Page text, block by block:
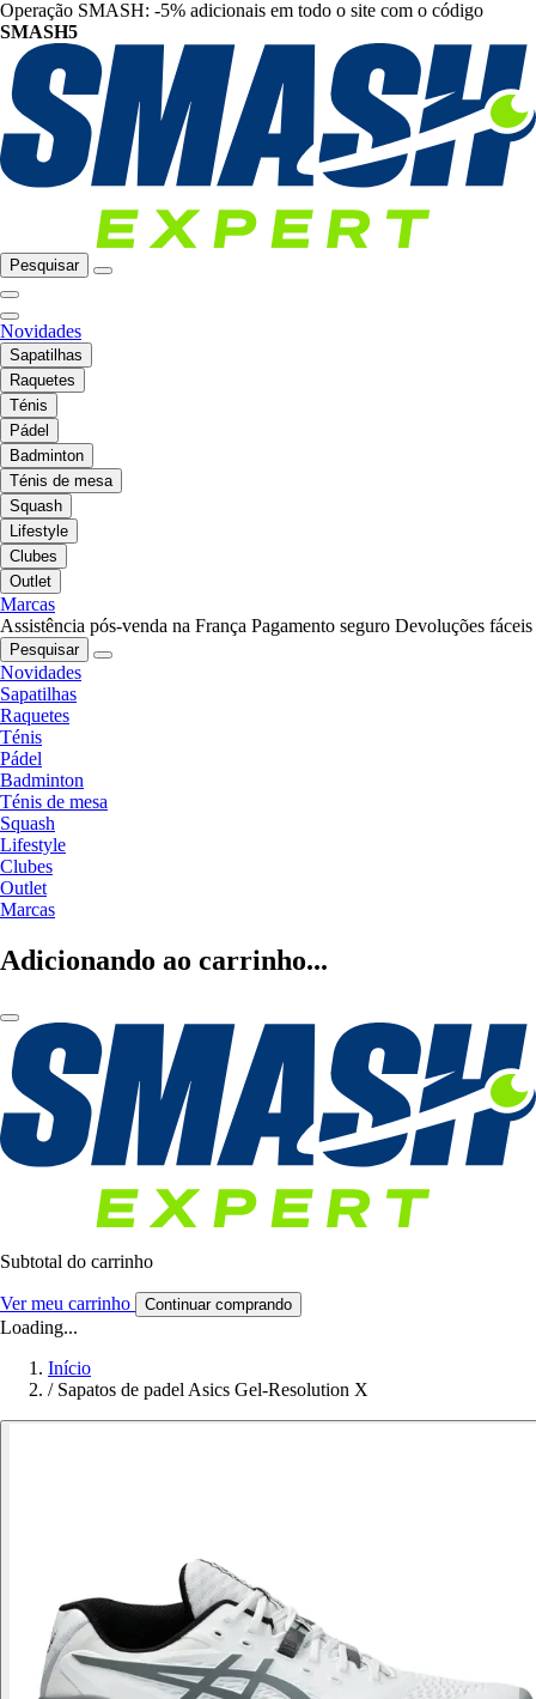
Operação SMASH: -5% adicionais em todo o site com o código
SMASH5
Pesquisar
Novidades
Sapatilhas
Raquetes
Ténis
Pádel
Badminton
Ténis de mesa
Squash
Lifestyle
Clubes
Outlet
Marcas
Assistência pós-venda na França Pagamento seguro Devoluções fáceis
Pesquisar
Novidades
Sapatilhas
Raquetes
Ténis
Pádel
Badminton
Ténis de mesa
Squash
Lifestyle
Clubes
Outlet
Marcas
Adicionando ao carrinho...
Subtotal do carrinho
Ver meu carrinho Continuar comprando
Loading...
Início
/ Sapatos de padel Asics Gel-Resolution X